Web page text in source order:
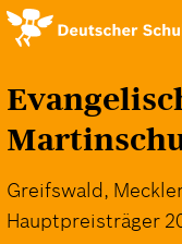
Direkt
zum
Greifswald,
Hauptpreisträger